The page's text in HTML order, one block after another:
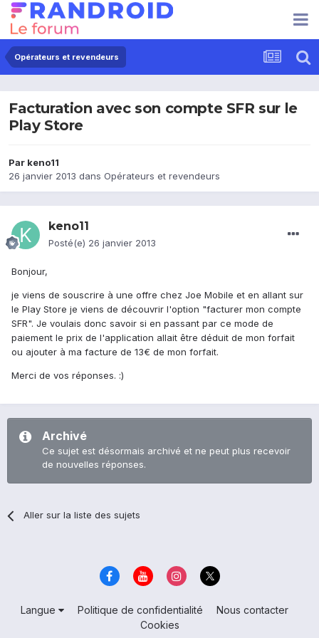
Opérateurs et revendeurs
Facturation avec son compte SFR sur le
Play Store
Par keno11
26 janvier 2013 dans Opérateurs et revendeurs
keno11
Posté(e) 26 janvier 2013
Bonjour,
je viens de souscrire à une offre chez Joe Mobile et en allant sur
le Play Store je viens de découvrir l'option "facturer mon compte
SFR". Je voulais donc savoir si en passant par ce mode de
paiement le prix de l'application allait être déduit de mon forfait
ou ajouter à ma facture de 13€ de mon forfait.
Merci de vos réponses. :)
Archivé
Ce sujet est désormais archivé et ne peut plus recevoir
de nouvelles réponses.
Aller sur la liste des sujets
Langue Politique de confidentialité
Nous contacter
Cookies